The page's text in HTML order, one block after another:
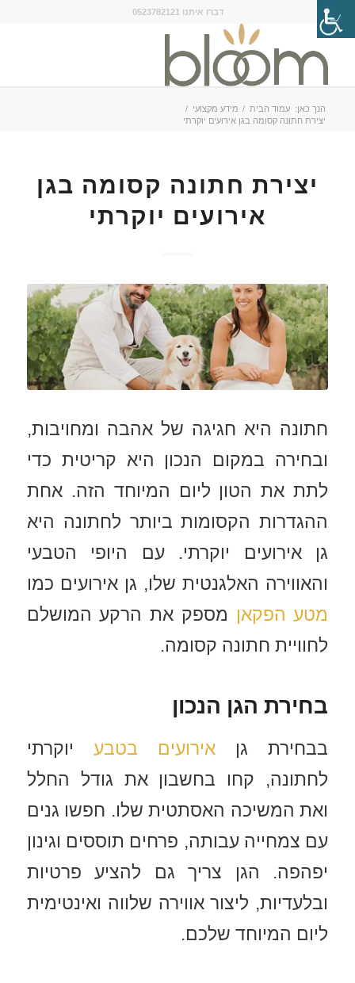
דברו איתנו 0523782121
הנך כאן: עמוד הבית / מידע מקצועי /
יצירת חתונה קסומה בגן אירועים יוקרתי
יצירת חתונה קסומה בגן
אירועים יוקרתי
חתונה היא חגיגה של אהבה ומחויבות,
ובחירה במקום הנכון היא קריטית כדי
לתת את הטון ליום המיוחד הזה. אחת
ההגדרות הקסומות ביותר לחתונה היא
גן אירועים יוקרתי. עם היופי הטבעי
והאווירה האלגנטית שלו, גן אירועים כמו
מטע הפקאן מספק את הרקע המושלם
לחוויית חתונה קסומה.
בחירת הגן הנכון
בבחירת גן אירועים בטבע יוקרתי
לחתונה, קחו בחשבון את גודל החלל
ואת המשיכה האסתטית שלו. חפשו גנים
עם צמחייה עבותה, פרחים תוססים וגינון
יפהפה. הגן צריך גם להציע פרטיות
ובלעדיות, ליצור אווירה שלווה ואינטימית
ליום המיוחד שלכם.